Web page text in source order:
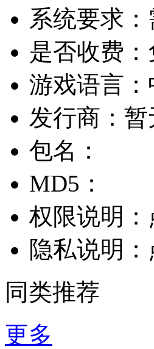
系统要求：
是否收费：
游戏语言：
发行商： 暂
包名：
MD5：
权限说明：
隐私说明：
同类推荐
更多